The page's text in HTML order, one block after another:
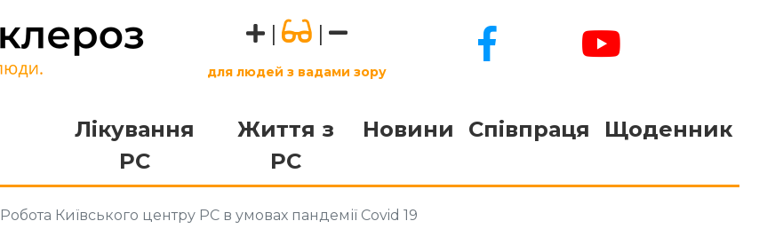
| |
для людей з вадами зору
Лікування
РС
Життя з
РС
Новини Співпраця Щоденник
Робота Київського центру РС в умовах пандемії Covid 19